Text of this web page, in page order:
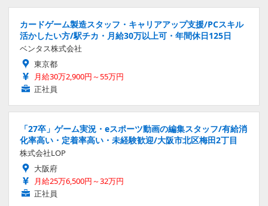
カードゲーム製造スタッフ・キャリアアップ支援/PCスキル
活かしたい方/駅チカ・月給30万以上可・年間休日125日
ベンタス株式会社
東京都
月給30万2,900円～55万円
正社員
「27卒」ゲーム実況・eスポーツ動画の編集スタッフ/有給消
化率高い・定着率高い・未経験歓迎/大阪市北区梅田2丁目
株式会社LOP
大阪府
月給25万6,500円～32万円
正社員